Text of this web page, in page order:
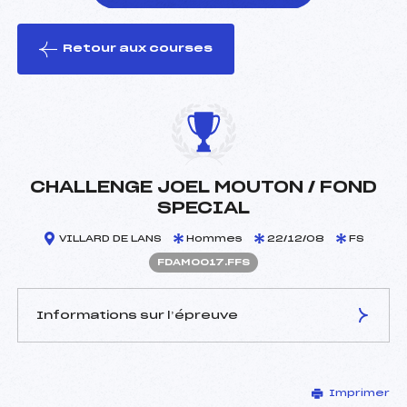
le ski
Retour aux courses
CHALLENGE JOEL MOUTON / FOND
SPECIAL
VILLARD DE LANS Hommes 22/12/08 FS
FDAM0017.FFS
Informations sur l’épreuve
JASSERAND RAYMOND
Imprimer